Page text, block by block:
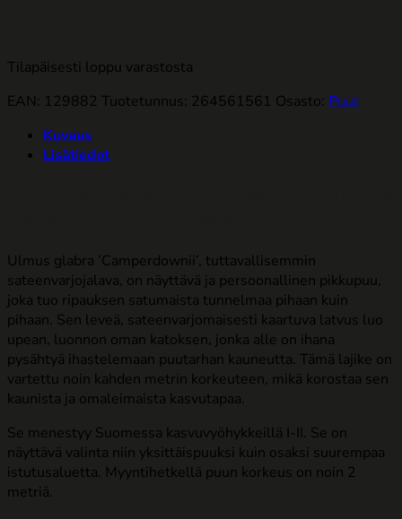
Tilapäisesti loppu varastosta
EAN: 129882 Tuotetunnus: 264561561 Osasto: Puut
Kuvaus
Lisätiedot
Ulmus glabra ’Camperdownii’, tuttavallisemmin
sateenvarjojalava, on näyttävä ja persoonallinen pikkupuu,
joka tuo ripauksen satumaista tunnelmaa pihaan kuin
pihaan. Sen leveä, sateenvarjomaisesti kaartuva latvus luo
upean, luonnon oman katoksen, jonka alle on ihana
pysähtyä ihastelemaan puutarhan kauneutta. Tämä lajike on
vartettu noin kahden metrin korkeuteen, mikä korostaa sen
kaunista ja omaleimaista kasvutapaa.
Se menestyy Suomessa kasvuvyöhykkeillä I-II. Se on
näyttävä valinta niin yksittäispuuksi kuin osaksi suurempaa
istutusaluetta. Myyntihetkellä puun korkeus on noin 2
metriä.